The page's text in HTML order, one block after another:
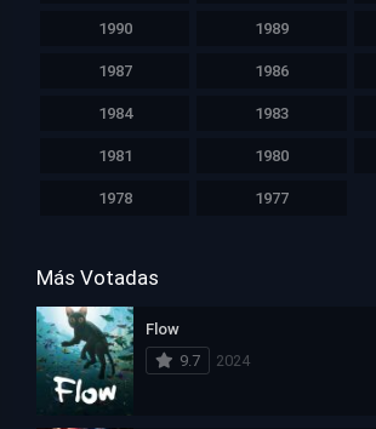
1990 1989
1987 1986
1984 1983
1981 1980
1978 1977
Más Votadas
Flow
9.7
2024